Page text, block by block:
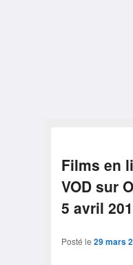
Films en
VOD sur
5 avril
Posté le 29 mars